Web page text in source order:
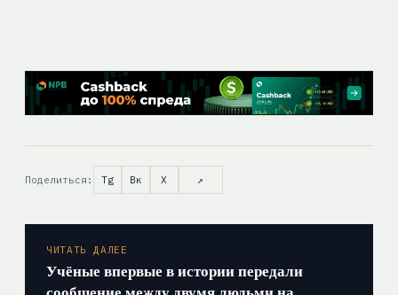
Поделиться: Tg Вк X ↗
ЧИТАТЬ ДАЛЕЕ
Учёные впервые в истории передали